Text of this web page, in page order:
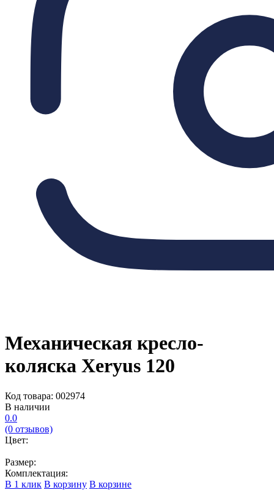
Механическая кресло-
коляска Xeryus 120
Код товара: 002974
В наличии
0.0
(0 отзывов)
Цвет:
Размер:
Комплектация:
В 1 клик В корзину В корзине